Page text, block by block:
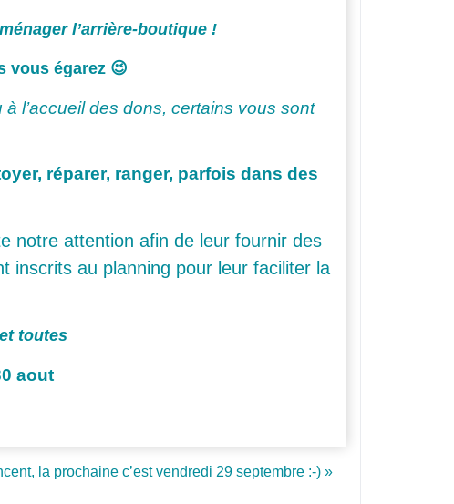
l’arrière-boutique !
vous égarez 😉
l’accueil des dons, certains vous sont
réparer, ranger, parfois dans des
notre attention afin de leur fournir des
inscrits au planning pour leur faciliter la
toutes
aout
la prochaine c’est vendredi 29 septembre :-) »